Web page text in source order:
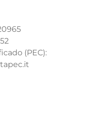
(PEC):